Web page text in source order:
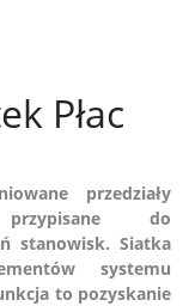
Płac
przedziały
przypisane do
stanowisk. Siatka
systemu
to pozyskanie